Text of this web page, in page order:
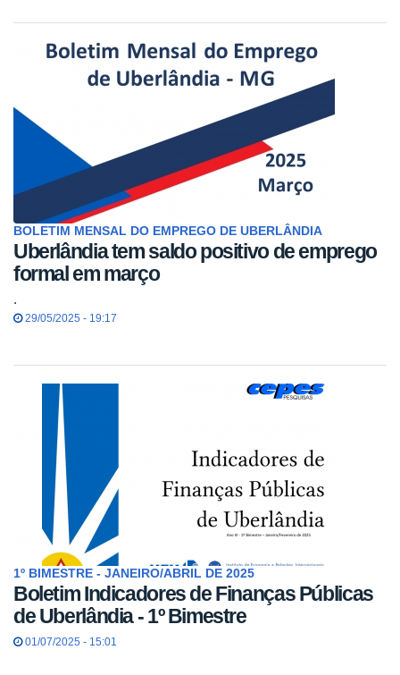
BOLETIM MENSAL DO EMPREGO DE UBERLÂNDIA
Uberlândia tem saldo positivo de emprego
formal em março
.
29/05/2025 - 19:17
1º BIMESTRE - JANEIRO/ABRIL DE 2025
Boletim Indicadores de Finanças Públicas
de Uberlândia - 1º Bimestre
01/07/2025 - 15:01